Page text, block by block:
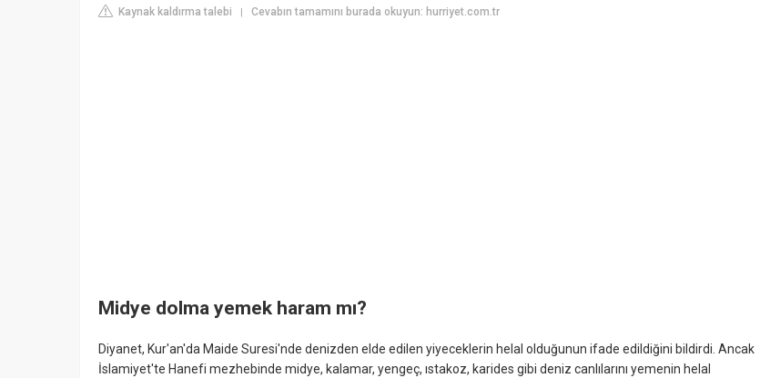
Kaynak kaldırma talebi | Cevabın tamamını burada okuyun: hurriyet.com.tr
Midye dolma yemek haram mı?
Diyanet, Kur'an'da Maide Suresi'nde denizden elde edilen yiyeceklerin helal olduğunun ifade edildiğini bildirdi. Ancak
İslamiyet'te Hanefi mezhebinde midye, kalamar, yengeç, ıstakoz, karides gibi deniz canlılarını yemenin helal